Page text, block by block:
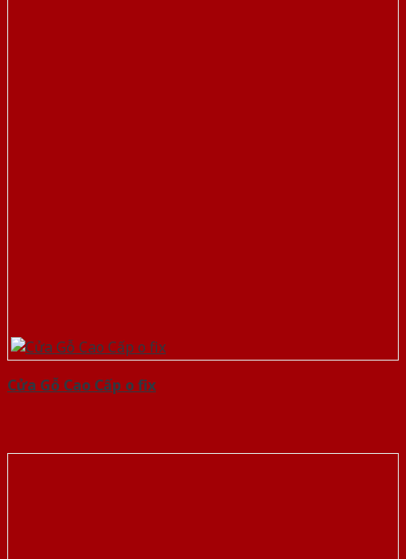
Cửa Gỗ Cao Cấp o fix